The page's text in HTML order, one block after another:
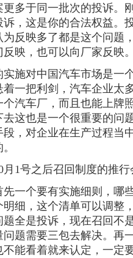
更多于同一批次的投诉。
诉，这是你的合法权益。
反映多了都是这个问题
反映，也可以向厂家反映
对中国汽车市场是一
一把利剑，汽车企业太
汽车厂，而且也能上牌
这也是一个很重要的问
段，对企业在生产过程当
月1号之后召回制度的推
先一个要有实施细则，哪
明细，这个清单可以调整
题全是投诉，现在召回不
问题需要三包去解决。再
能看着就来认定，一定